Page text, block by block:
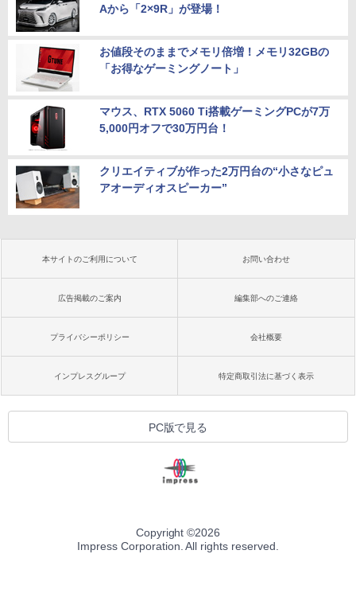
Aから「2×9R」が登場！
お値段そのままでメモリ倍増！メモリ32GBの
「お得なゲーミングノート」
マウス、RTX 5060 Ti搭載ゲーミングPCが7万
5,000円オフで30万円台！
クリエイティブが作った2万円台の“小さなピュ
アオーディオスピーカー”
本サイトのご利用について お問い合わせ
広告掲載のご案内 編集部へのご連絡
プライバシーポリシー 会社概要
インプレスグループ 特定商取引法に基づく表示
PC版で見る
Copyright ©2026
Impress Corporation. All rights reserved.